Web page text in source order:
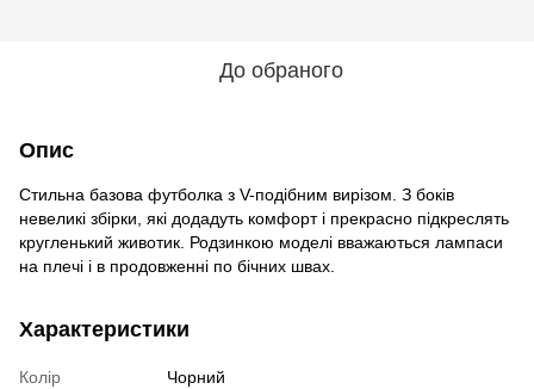
До обраного
Опис
Стильна базова футболка з V-подібним вирізом. З боків
невеликі збірки, які додадуть комфорт і прекрасно підкреслять
кругленький животик. Родзинкою моделі вважаються лампаси
на плечі і в продовженні по бічних швах.
Характеристики
Колір
Чорний